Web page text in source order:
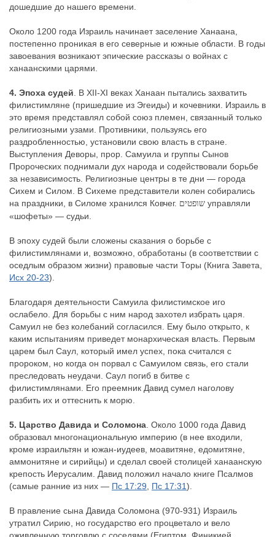
дошедшие до нашего времени.
Около 1200 года Израиль начинает заселение Ханаана,
постепенно проникая в его северные и южные области. В годы
завоевания возникают эпические рассказы о войнах с
ханаанскими царями.
4. Эпоха судей . В ХII-ХI веках Ханаан пытались захватить
филистимляне (пришедшие из Эгеиды) и кочевники. Израиль в
это время представлял собой союз племен, связанный только
религиозными узами. Противники, пользуясь его
раздробленностью, установили свою власть в стране.
Выступления Деворы, прор. Самуила и группы Сынов
Пророческих поднимали дух народа и содействовали борьбе
за независимость. Религиозные центры в те дни — города
Сихем и Силом. В Сихеме представители колен собирались
на праздники, в Силоме хранился Ковчег. שופטים управляли
«шофеты» — судьи.
В эпоху судей были сложены сказания о борьбе с
филистимлянами и, возможно, обработаны (в соответствии с
оседлым образом жизни) правовые части Торы (Книга Завета,
Исх 20-23).
Благодаря деятельности Самуила филистимское иго
ослабело. Для борьбы с ним народ захотел избрать царя.
Самуил не без колебаний согласился. Ему было открыто, к
каким испытаниям приведет монархическая власть. Первым
царем был Саул, который имел успех, пока считался с
пророком, но когда он порвал с Самуилом связь, его стали
преследовать неудачи. Саул погиб в битве с
филистимлянами. Его преемник Давид сумел наголову
разбить их и оттеснить к морю.
5. Царство Давида и Соломона . Около 1000 года Давид
образовал многонациональную империю (в нее входили,
кроме израильтян и южан-иудеев, моавитяне, едомитяне,
аммонитяне и сирийцы) и сделал своей столицей ханаанскую
крепость Иерусалим. Давид положил начало книге Псалмов
(самые ранние из них — Пс 17:29 Пс 17:31).
В правление сына Давида Соломона (970-931) Израиль
утратил Сирию, но государство его процветало и вело